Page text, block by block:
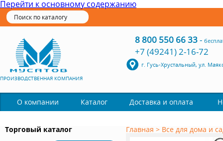
Перейти к основному содержанию
ПРОИЗВОДСТВЕННАЯ КОМПАНИЯ
8 800 550 66 33-
+7 (49241) 2-16-72
г. Гусь-Хрустальный, ул.
О компании Каталог Доставка и оплата
Торговый каталог
Главная > Все для дома и